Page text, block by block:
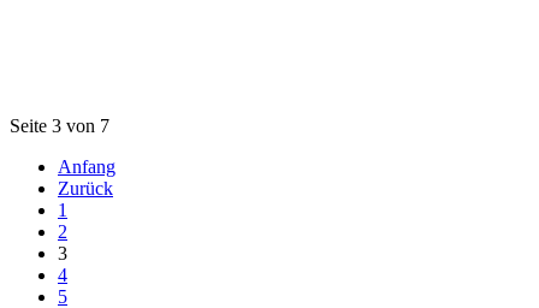
Seite 3 von 7
Anfang
Zurück
1
2
3
4
5